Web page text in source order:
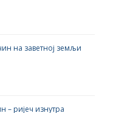
на заветној земљи
– ријеч изнутра